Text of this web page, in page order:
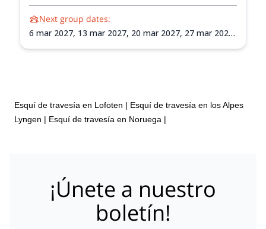
naturaleza de los Alpes de Lyngen.
Next group dates:
6 mar 2027, 13 mar 2027, 20 mar 2027, 27 mar 2027,
Esquí de travesía en Lofoten | Esquí de travesía en los Alpes
Lyngen | Esquí de travesía en Noruega |
¡Únete a nuestro
boletín!